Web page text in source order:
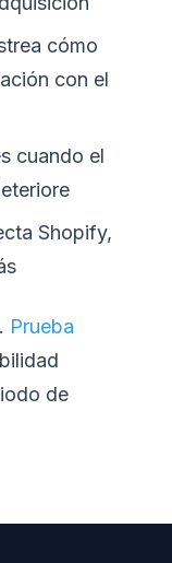
cómo
con el
cuando el
Shopify,
Prueba
de